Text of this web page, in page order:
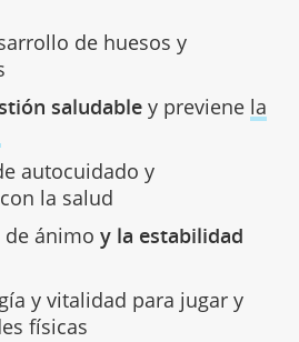
de huesos y
saludabley previene la
autocuidado y
la salud
de ánimo y la estabilidad
y vitalidad para jugar y
físicas